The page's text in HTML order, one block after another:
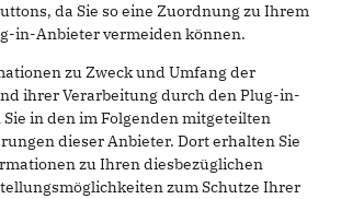
da Sie so eine Zuordnung zu Ihrem
in-Anbieter vermeiden können.
zu Zweck und Umfang der
ihrer Verarbeitung durch den Plug-in-
in den im Folgenden mitgeteilten
dieser Anbieter. Dort erhalten Sie
zu Ihren diesbezüglichen
zum Schutze Ihrer